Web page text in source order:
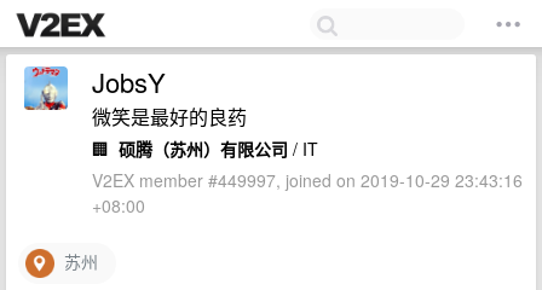
JobsY
微笑是最好的良药
🏢 硕腾（苏州）有限公司 / IT
V2EX member #449997, joined on 2019-10-29 23:43:16
+08:00
苏州